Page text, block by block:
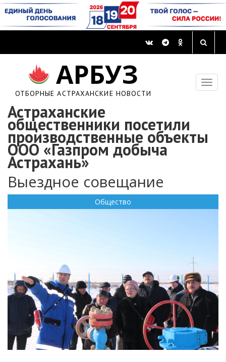
АРБУЗ
ОТБОРНЫЕ АСТРАХАНСКИЕ НОВОСТИ
Астраханские
общественники посетили
производственные объекты
ООО «Газпром добыча
Астрахань»
Выездное совещание
Общество